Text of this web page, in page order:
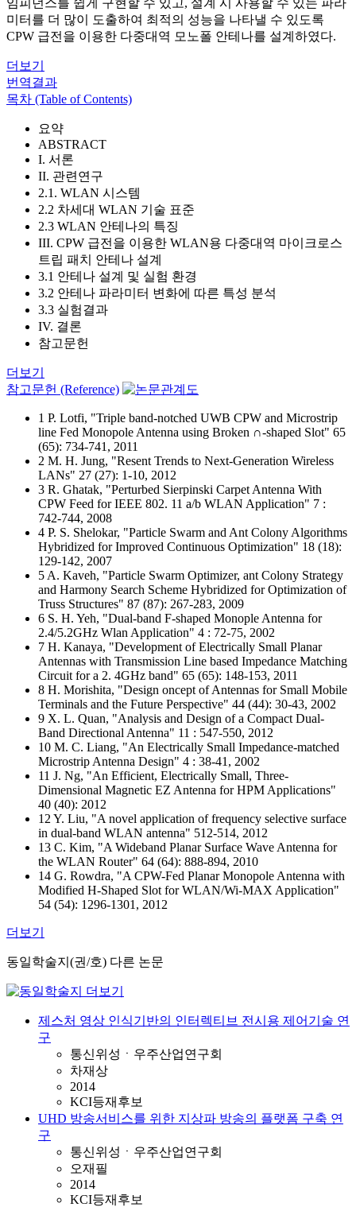
임피던스를 쉽게 구현할 수 있고, 설계 시 사용할 수 있는 파라
미터를 더 많이 도출하여 최적의 성능을 나타낼 수 있도록
CPW 급전을 이용한 다중대역 모노폴 안테나를 설계하였다.
더보기
번역결과
목차 (Table of Contents)
요약
ABSTRACT
I. 서론
II. 관련연구
2.1. WLAN 시스템
2.2 차세대 WLAN 기술 표준
2.3 WLAN 안테나의 특징
III. CPW 급전을 이용한 WLAN용 다중대역 마이크로스
트립 패치 안테나 설계
3.1 안테나 설계 및 실험 환경
3.2 안테나 파라미터 변화에 따른 특성 분석
3.3 실험결과
IV. 결론
참고문헌
더보기
참고문헌 (Reference)
1 P. Lotfi, "Triple band-notched UWB CPW and Microstrip
line Fed Monopole Antenna using Broken ∩-shaped Slot" 65
(65): 734-741, 2011
2 M. H. Jung, "Resent Trends to Next-Generation Wireless
LANs" 27 (27): 1-10, 2012
3 R. Ghatak, "Perturbed Sierpinski Carpet Antenna With
CPW Feed for IEEE 802. 11 a/b WLAN Application" 7 :
742-744, 2008
4 P. S. Shelokar, "Particle Swarm and Ant Colony Algorithms
Hybridized for Improved Continuous Optimization" 18 (18):
129-142, 2007
5 A. Kaveh, "Particle Swarm Optimizer, ant Colony Strategy
and Harmony Search Scheme Hybridized for Optimization of
Truss Structures" 87 (87): 267-283, 2009
6 S. H. Yeh, "Dual-band F-shaped Monople Antenna for
2.4/5.2GHz Wlan Application" 4 : 72-75, 2002
7 H. Kanaya, "Development of Electrically Small Planar
Antennas with Transmission Line based Impedance Matching
Circuit for a 2. 4GHz band" 65 (65): 148-153, 2011
8 H. Morishita, "Design oncept of Antennas for Small Mobile
Terminals and the Future Perspective" 44 (44): 30-43, 2002
9 X. L. Quan, "Analysis and Design of a Compact Dual-
Band Directional Antenna" 11 : 547-550, 2012
10 M. C. Liang, "An Electrically Small Impedance-matched
Microstrip Antenna Design" 4 : 38-41, 2002
11 J. Ng, "An Efficient, Electrically Small, Three-
Dimensional Magnetic EZ Antenna for HPM Applications"
40 (40): 2012
12 Y. Liu, "A novel application of frequency selective surface
in dual-band WLAN antenna" 512-514, 2012
13 C. Kim, "A Wideband Planar Surface Wave Antenna for
the WLAN Router" 64 (64): 888-894, 2010
14 G. Rowdra, "A CPW-Fed Planar Monopole Antenna with
Modified H-Shaped Slot for WLAN/Wi-MAX Application"
54 (54): 1296-1301, 2012
더보기
동일학술지(권/호) 다른 논문
제스처 영상 인식기반의 인터렉티브 전시용 제어기술 연
구
통신위성ㆍ우주산업연구회
차재상
2014
KCI등재후보
UHD 방송서비스를 위한 지상파 방송의 플랫폼 구축 연
구
통신위성ㆍ우주산업연구회
오재필
2014
KCI등재후보